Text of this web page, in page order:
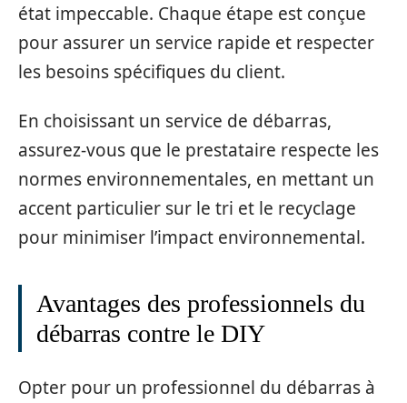
état impeccable. Chaque étape est conçue
pour assurer un service rapide et respecter
les besoins spécifiques du client.
En choisissant un service de débarras,
assurez-vous que le prestataire respecte les
normes environnementales, en mettant un
accent particulier sur le tri et le recyclage
pour minimiser l’impact environnemental.
Avantages des professionnels du
débarras contre le DIY
Opter pour un professionnel du débarras à